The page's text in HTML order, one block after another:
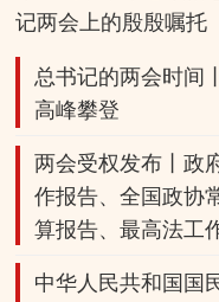
记两会上的殷殷嘱托
总书记的两会时间
高峰攀登
两会受权发布丨政
作报告、全国政协
算报告、最高法工
中华人民共和国国